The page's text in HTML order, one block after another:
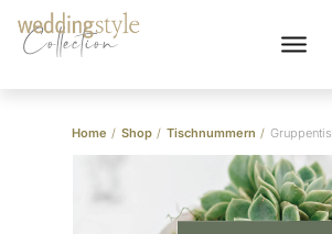
Collection
Home / Shop / Tischnummern /